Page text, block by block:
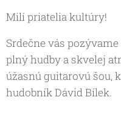
Milí priatelia kultúry!
Srdečne vás
plný hudby a skvelej
úžasnú guitarovú šou,
hudobník Dávid Bílek.